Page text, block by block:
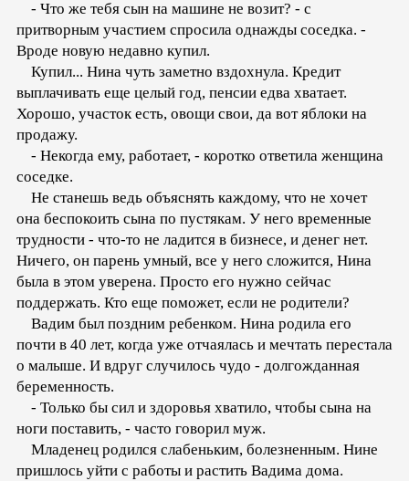
- Что же тебя сын на машине не возит? - с
притворным участием спросила однажды соседка. -
Вроде новую недавно купил.
Купил... Нина чуть заметно вздохнула. Кредит
выплачивать еще целый год, пенсии едва хватает.
Хорошо, участок есть, овощи свои, да вот яблоки на
продажу.
- Некогда ему, работает, - коротко ответила женщина
соседке.
Не станешь ведь объяснять каждому, что не хочет
она беспокоить сына по пустякам. У него временные
трудности - что-то не ладится в бизнесе, и денег нет.
Ничего, он парень умный, все у него сложится, Нина
была в этом уверена. Просто его нужно сейчас
поддержать. Кто еще поможет, если не родители?
Вадим был поздним ребенком. Нина родила его
почти в 40 лет, когда уже отчаялась и мечтать перестала
о малыше. И вдруг случилось чудо - долгожданная
беременность.
- Только бы сил и здоровья хватило, чтобы сына на
ноги поставить, - часто говорил муж.
Младенец родился слабеньким, болезненным. Нине
пришлось уйти с работы и растить Вадима дома.